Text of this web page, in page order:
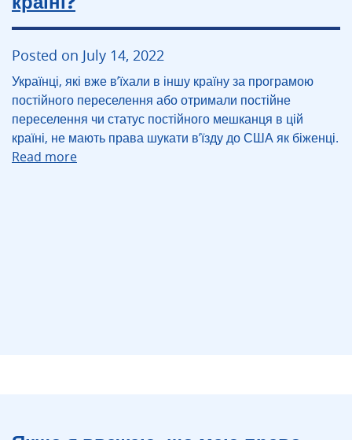
Posted on July 14, 2022
Українці, які вже в’їхали в іншу країну за програмою
постійного переселення або отримали постійне
переселення чи статус постійного мешканця в цій
країні, не мають права шукати в’їзду до США як біженці.
Read more